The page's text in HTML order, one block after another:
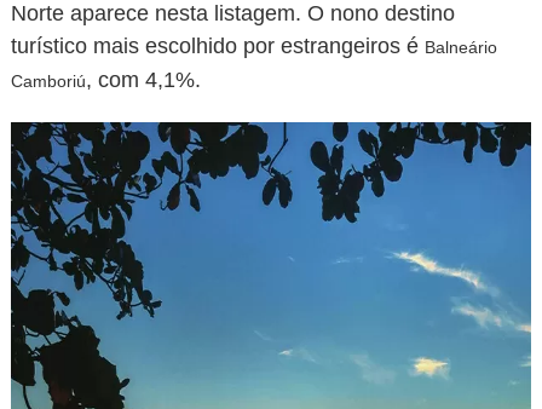
Norte aparece nesta listagem. O nono destino
turístico mais escolhido por estrangeiros é Balneário
Camboriú, com 4,1%.